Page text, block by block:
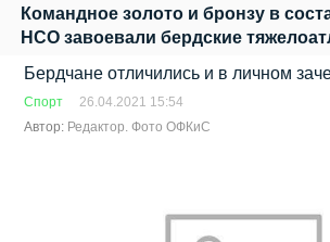
Командное золото и бронзу в
НСО завоевали бердские
Бердчане отличились и в личном
Спорт
26.04.2021 15:54
Автор: Редактор. Фото ОФКиС